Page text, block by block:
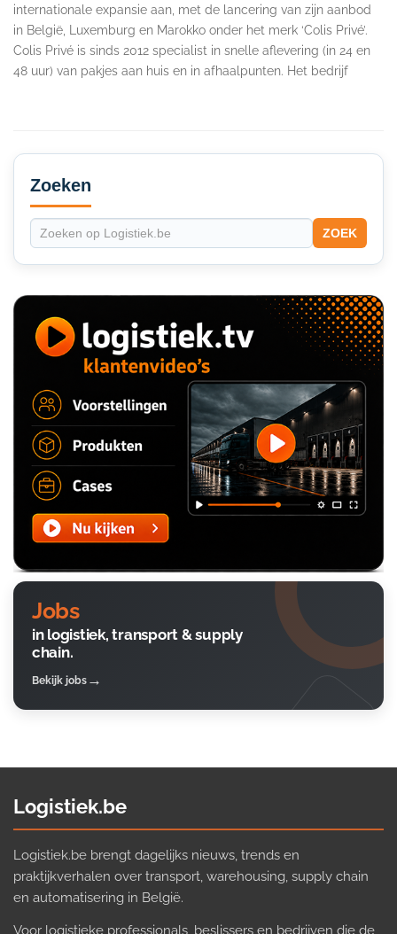
internationale expansie aan, met de lancering van zijn aanbod
in België, Luxemburg en Marokko onder het merk ‘Colis Privé’.
Colis Privé is sinds 2012 specialist in snelle aflevering (in 24 en
48 uur) van pakjes aan huis en in afhaalpunten. Het bedrijf
Secondary
Sidebar
Zoeken
ZOEK
Jobs
in logistiek, transport & supply
chain.
Bekijk jobs
Logistiek.be
Logistiek.be brengt dagelijks nieuws, trends en
praktijkverhalen over transport, warehousing, supply chain
en automatisering in België.
Voor logistieke professionals, beslissers en bedrijven die de